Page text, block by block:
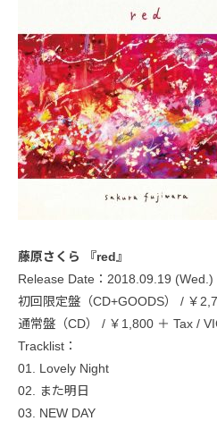
藤原さくら 『red』
Release Date：2018.09.19 (Wed.)
初回限定盤（CD+GOODS） / ￥
通常盤（CD） / ￥1,800 ＋ Tax /
Tracklist：
01. Lovely Night
02. また明日
03. NEW DAY